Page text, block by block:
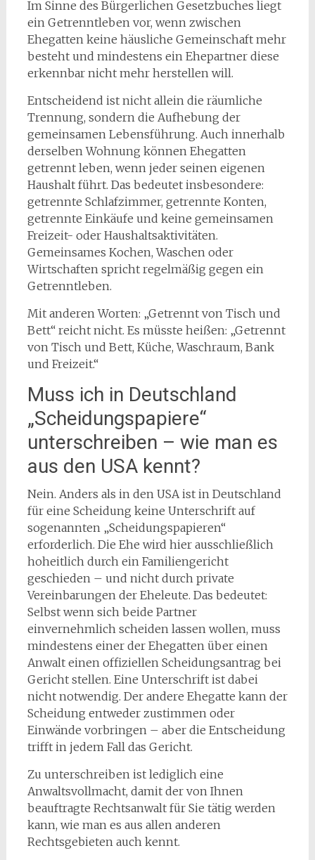
Im Sinne des Bürgerlichen Gesetzbuches liegt
ein Getrenntleben vor, wenn zwischen
Ehegatten keine häusliche Gemeinschaft mehr
besteht und mindestens ein Ehepartner diese
erkennbar nicht mehr herstellen will.
Entscheidend ist nicht allein die räumliche
Trennung, sondern die Aufhebung der
gemeinsamen Lebensführung. Auch innerhalb
derselben Wohnung können Ehegatten
getrennt leben, wenn jeder seinen eigenen
Haushalt führt. Das bedeutet insbesondere:
getrennte Schlafzimmer, getrennte Konten,
getrennte Einkäufe und keine gemeinsamen
Freizeit- oder Haushaltsaktivitäten.
Gemeinsames Kochen, Waschen oder
Wirtschaften spricht regelmäßig gegen ein
Getrenntleben.
Mit anderen Worten: „Getrennt von Tisch und
Bett“ reicht nicht. Es müsste heißen: „Getrennt
von Tisch und Bett, Küche, Waschraum, Bank
und Freizeit.“
Muss ich in Deutschland
„Scheidungspapiere“
unterschreiben – wie man es
aus den USA kennt?
Nein. Anders als in den USA ist in Deutschland
für eine Scheidung keine Unterschrift auf
sogenannten „Scheidungspapieren“
erforderlich. Die Ehe wird hier ausschließlich
hoheitlich durch ein Familiengericht
geschieden – und nicht durch private
Vereinbarungen der Eheleute. Das bedeutet:
Selbst wenn sich beide Partner
einvernehmlich scheiden lassen wollen, muss
mindestens einer der Ehegatten über einen
Anwalt einen offiziellen Scheidungsantrag bei
Gericht stellen. Eine Unterschrift ist dabei
nicht notwendig. Der andere Ehegatte kann der
Scheidung entweder zustimmen oder
Einwände vorbringen – aber die Entscheidung
trifft in jedem Fall das Gericht.
Zu unterschreiben ist lediglich eine
Anwaltsvollmacht, damit der von Ihnen
beauftragte Rechtsanwalt für Sie tätig werden
kann, wie man es aus allen anderen
Rechtsgebieten auch kennt.